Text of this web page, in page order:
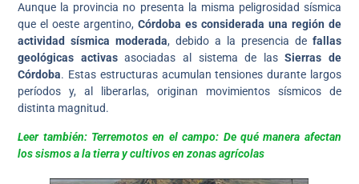
Aunque la provincia no presenta la misma peligrosidad sísmica
que el oeste argentino,Córdoba es considerada una región de
actividad sísmica moderada, debido a la presencia de fallas
geológicas activasasociadas al sistema de lasSierras de
Córdoba. Estas estructuras acumulan tensiones durante largos
períodos y, al liberarlas, originan movimientos sísmicos de
distinta magnitud.
Leer también: Terremotos en el campo: De qué manera afectan
los sismos a la tierra y cultivos en zonas agrícolas